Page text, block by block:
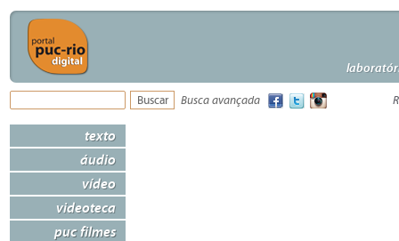
Busca avançada
texto
áudio
vídeo
videoteca
puc filmes